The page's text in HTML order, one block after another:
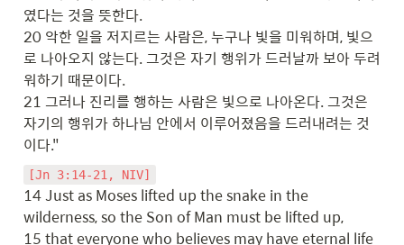
였다는 것을 뜻한다.
20 악한 일을 저지르는 사람은, 누구나 빛을 미워하며, 빛으
로 나아오지 않는다. 그것은 자기 행위가 드러날까 보아 두려
워하기 때문이다.
21 그러나 진리를 행하는 사람은 빛으로 나아온다. 그것은
자기의 행위가 하나님 안에서 이루어졌음을 드러내려는 것
이다."
[Jn 3:14-21, NIV]
14 Just as Moses lifted up the snake in the
wilderness, so the Son of Man must be lifted up,
15 that everyone who believes may have eternal life